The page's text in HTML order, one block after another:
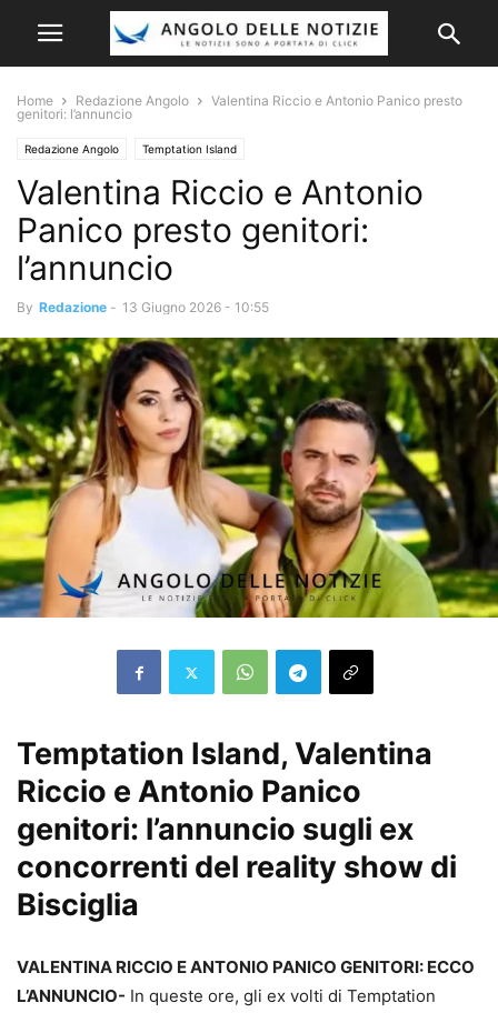
Home Redazione Angolo
Valentina Riccio e Antonio Panico presto
genitori: l’annuncio
Redazione Angolo Temptation Island
Valentina Riccio e Antonio
Panico presto genitori:
l’annuncio
By Redazione - 13 Giugno 2026 - 10:55
Temptation Island, Valentina
Riccio e Antonio Panico
genitori: l’annuncio sugli ex
concorrenti del reality show di
Bisciglia
VALENTINA RICCIO E ANTONIO PANICO GENITORI: ECCO
L’ANNUNCIO- In queste ore, gli ex volti di Temptation